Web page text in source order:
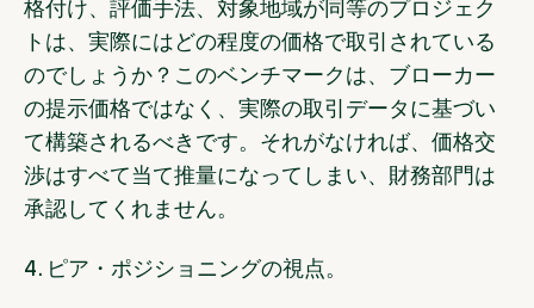
格付け、評価手法、対象地域が同等のプロジェク
トは、実際にはどの程度の価格で取引されている
のでしょうか？このベンチマークは、ブローカー
の提示価格ではなく、実際の取引データに基づい
て構築されるべきです。それがなければ、価格交
渉はすべて当て推量になってしまい、財務部門は
承認してくれません。
4. ピア・ポジショニングの視点。